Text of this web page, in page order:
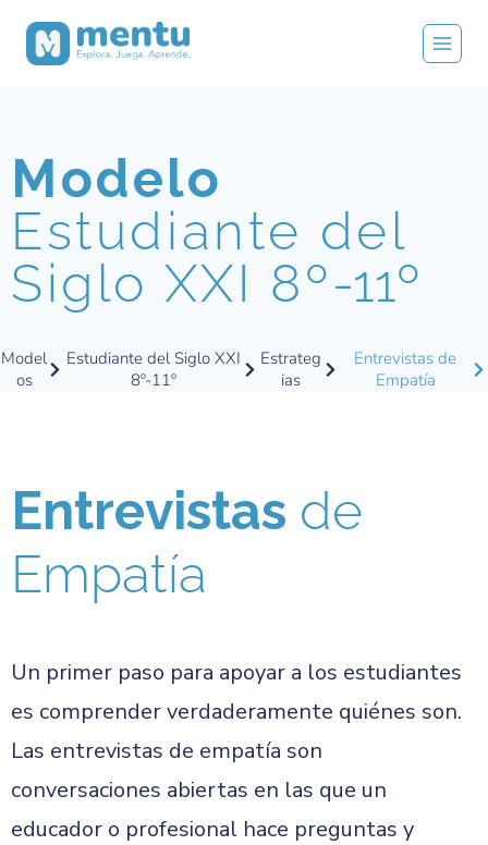
Modelo
Estudiante del
Siglo XXI 8º-11º
Model
os
Estudiante del Siglo XXI
8º-11º
Estrateg
ias
Entrevistas de
Empatía
Entrevistas de
Empatía
Un primer paso para apoyar a los estudiantes
es comprender verdaderamente quiénes son.
Las entrevistas de empatía son
conversaciones abiertas en las que un
educador o profesional hace preguntas y